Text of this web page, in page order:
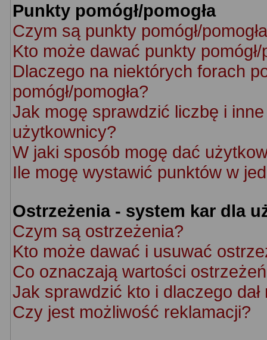
Punkty pomógł/pomogła
Czym są punkty pomógł/
Kto może dawać punkty pomógł/
Dlaczego na niektórych forach
pomógł/pomogła?
Jak mogę sprawdzić liczbę i
użytkownicy?
W jaki sposób mogę dać
Ile mogę wystawić punktów w
Ostrzeżenia - system kar dla
Czym są ostrzeżenia?
Kto może dawać i usuwać
Co oznaczają wartości
Jak sprawdzić kto i dlaczego
Czy jest możliwość reklamacji?